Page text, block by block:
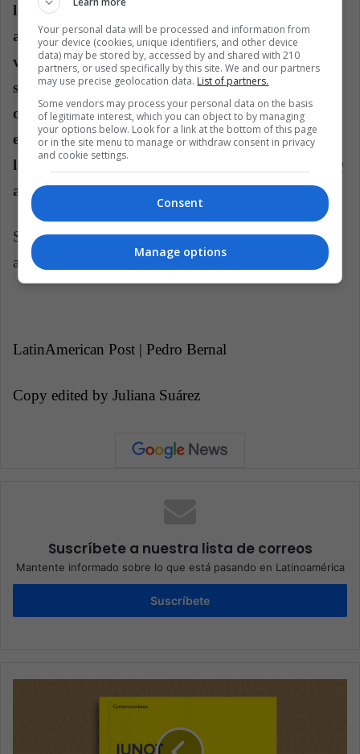
las políticas de privacidad de Grindr porque esta
aplicación le sirve a grupos particularmente
vulnerables y recolecta información altamente
sensible, incluyendo diagnósticos de VIH y
orientación sexual (…) En las manos equivocadas,
esta información se puede utilizar para amenazar
la seguridad y el bienestar de los usuarios LGBTQ
alrededor del mundo”, escribieron.
Se espera que Grindr sea subastada por Kunlun Tech
al mejor postor en las semanas que vienen.
LatinAmerican Post | Pedro Bernal
Copy edited by Juliana Suárez
Suscríbete a nuestra lista de correos
Mantente informado sobre lo que está pasando en Latinoamérica
Suscríbete
Your personal data will be processed and information from
your device (cookies, unique identifiers, and other device
data) may be stored by, accessed by and shared with 210
partners, or used specifically by this site. We and our partners
may use precise geolocation data. List of partners.
Some vendors may process your personal data on the basis
of legitimate interest, which you can object to by managing
your options below. Look for a link at the bottom of this page
or in the site menu to manage or withdraw consent in privacy
and cookie settings.
Consent
Manage options